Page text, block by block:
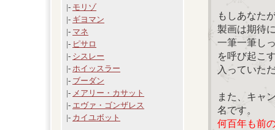
|- モリゾ
|- ギヨマン
|- マネ
|- ピサロ
|- シスレー
|- ホイッスラー
|- ブーダン
|- メアリー・カサット
|- エヴァ・ゴンザレス
|- カイユボット
もしあなた
製画は期待
一筆一筆し
を呼び起こ
入っていた
また、キャ
名です。
何百年も前